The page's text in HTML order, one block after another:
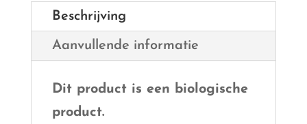
Beschrijving
Aanvullende informatie
Dit product is een biologische
product.